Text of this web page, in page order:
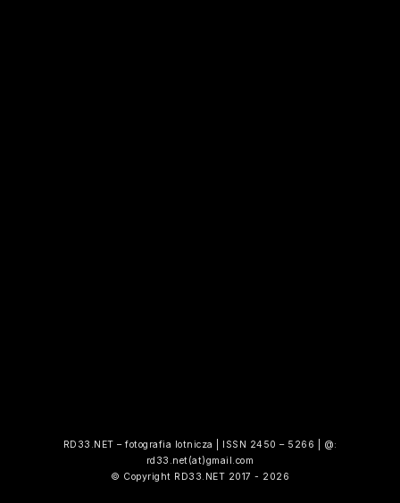
RD33.NET – fotografia lotnicza | ISSN 2450 – 5266 | @:
rd33.net(at)gmail.com
© Copyright RD33.NET 2017 - 2026